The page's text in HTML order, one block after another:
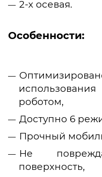
2-х осевая.
Особенности:
роботом,
Доступно 6
Прочный
Не
поверхность,